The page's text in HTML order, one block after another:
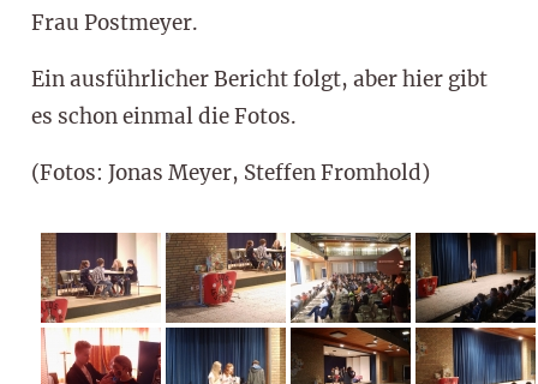
Frau Postmeyer.
Ein ausführlicher Bericht folgt, aber hier gibt
es schon einmal die Fotos.
(Fotos: Jonas Meyer, Steffen Fromhold)